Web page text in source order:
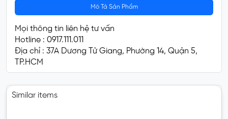
Mô Tả Sản Phẩm
Mọi thông tin liên hệ tư vấn
Hotline : 0917.111.011
Địa chỉ : 37A Dương Tử Giang, Phường 14, Quận 5,
TP.HCM
Similar items